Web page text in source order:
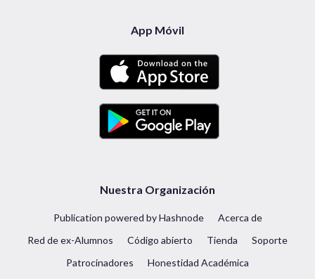
App Móvil
Nuestra Organización
Publication powered by Hashnode
Acerca de
Red de ex-Alumnos
Código abierto Tienda
Soporte
Patrocinadores
Honestidad Académica